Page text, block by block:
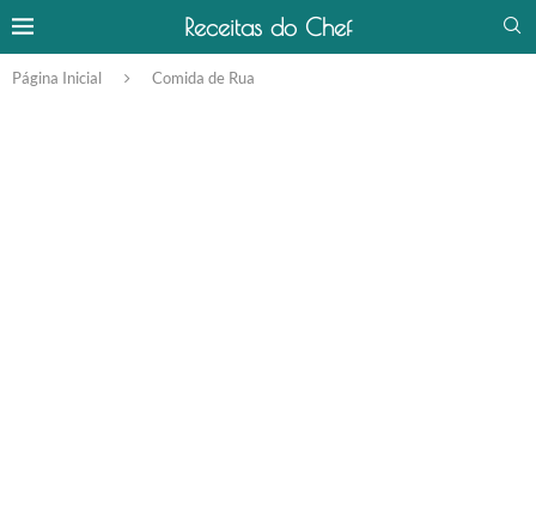
Receitas do Chef
Página Inicial Comida de Rua